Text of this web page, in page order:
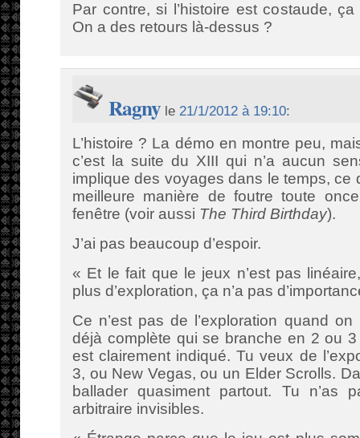
Par contre, si l’histoire est costaude,
On a des retours là-dessus ?
Ragny le21/1/2012 à 19:10:
L’histoire ? La démo en montre peu,
c’est la suite du XIII qui n’a aucun
implique des voyages dans le temps, ce
meilleure manière de foutre toute
fenêtre (voir aussi The Third Birthday).
J’ai pas beaucoup d’espoir.
« Et le fait que le jeux n’est pas
plus d’exploration, ça n’a pas
Ce n’est pas de l’exploration quand
déjà complète qui se branche en 2 ou 3
est clairement indiqué. Tu veux de
3, ou New Vegas, ou un Elder Scrolls.
ballader quasiment partout. Tu n’as
arbitraire invisibles.